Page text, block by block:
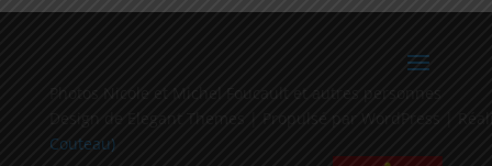
Photos Nicole et Michel Foucault et autres personnes
Design de Elegant Themes | Propulsé par WordPress |
Couteau)